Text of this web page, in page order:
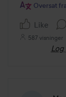
af Oversat
Like
587 visninger
Log